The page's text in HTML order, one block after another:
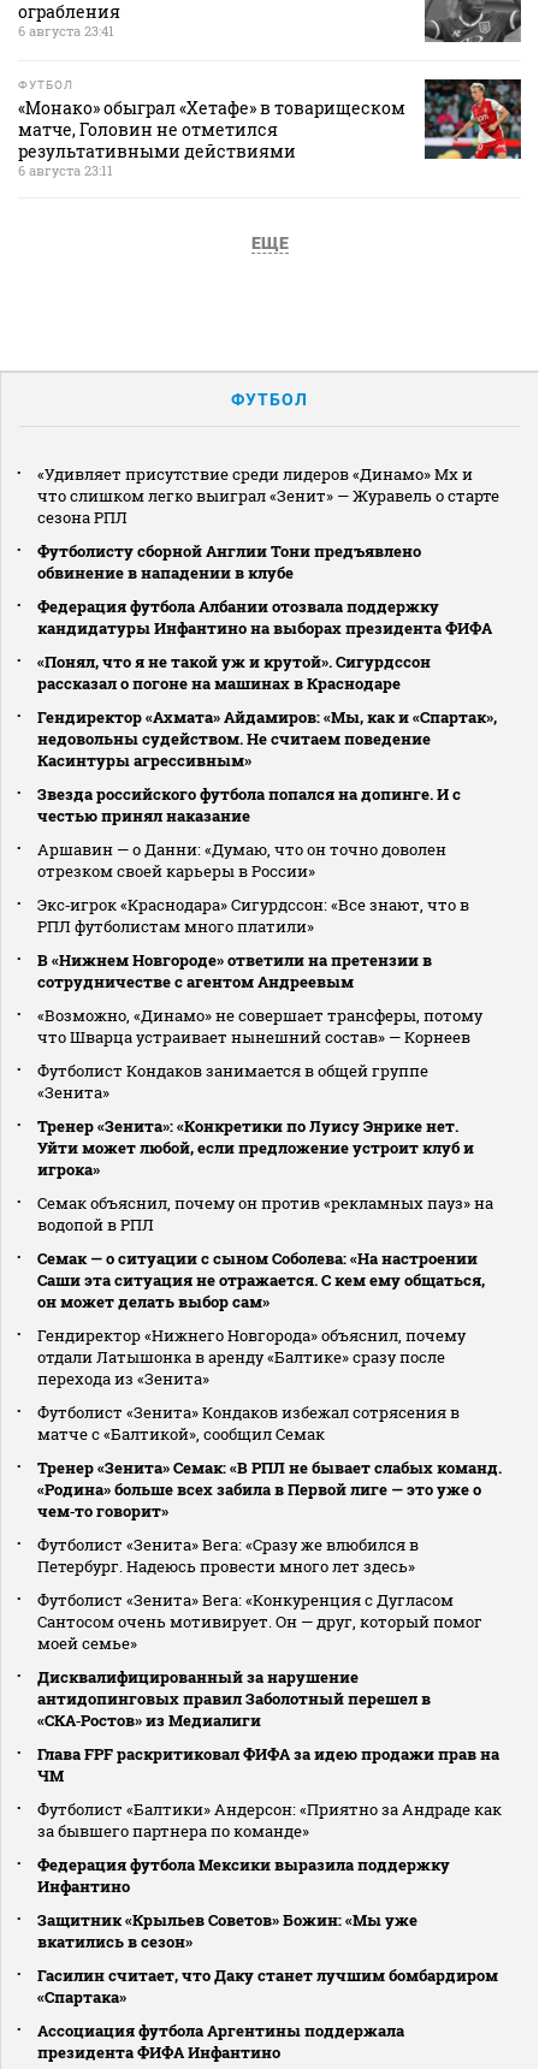
ограбления
6 августа 23:41
ФУТБОЛ
«Монако» обыграл «Хетафе» в товарищеском
матче, Головин не отметился
результативными действиями
6 августа 23:11
ЕЩЕ
ФУТБОЛ
«Удивляет присутствие среди лидеров «Динамо» Мх и
что слишком легко выиграл «Зенит» — Журавель о старте
сезона РПЛ
Футболисту сборной Англии Тони предъявлено
обвинение в нападении в клубе
Федерация футбола Албании отозвала поддержку
кандидатуры Инфантино на выборах президента ФИФА
«Понял, что я не такой уж и крутой». Сигурдссон
рассказал о погоне на машинах в Краснодаре
Гендиректор «Ахмата» Айдамиров: «Мы, как и «Спартак»,
недовольны судейством. Не считаем поведение
Касинтуры агрессивным»
Звезда российского футбола попался на допинге. И с
честью принял наказание
Аршавин — о Данни: «Думаю, что он точно доволен
отрезком своей карьеры в России»
Экс‑игрок «Краснодара» Сигурдссон: «Все знают, что в
РПЛ футболистам много платили»
В «Нижнем Новгороде» ответили на претензии в
сотрудничестве с агентом Андреевым
«Возможно, «Динамо» не совершает трансферы, потому
что Шварца устраивает нынешний состав» — Корнеев
Футболист Кондаков занимается в общей группе
«Зенита»
Тренер «Зенита»: «Конкретики по Луису Энрике нет.
Уйти может любой, если предложение устроит клуб и
игрока»
Семак объяснил, почему он против «рекламных пауз» на
водопой в РПЛ
Семак — о ситуации с сыном Соболева: «На настроении
Саши эта ситуация не отражается. С кем ему общаться,
он может делать выбор сам»
Гендиректор «Нижнего Новгорода» объяснил, почему
отдали Латышонка в аренду «Балтике» сразу после
перехода из «Зенита»
Футболист «Зенита» Кондаков избежал сотрясения в
матче с «Балтикой», сообщил Семак
Тренер «Зенита» Семак: «В РПЛ не бывает слабых команд.
«Родина» больше всех забила в Первой лиге — это уже о
чем‑то говорит»
Футболист «Зенита» Вега: «Сразу же влюбился в
Петербург. Надеюсь провести много лет здесь»
Футболист «Зенита» Вега: «Конкуренция с Дугласом
Сантосом очень мотивирует. Он — друг, который помог
моей семье»
Дисквалифицированный за нарушение
антидопинговых правил Заболотный перешел в
«СКА‑Ростов» из Медиалиги
Глава FPF раскритиковал ФИФА за идею продажи прав на
ЧМ
Футболист «Балтики» Андерсон: «Приятно за Андраде как
за бывшего партнера по команде»
Федерация футбола Мексики выразила поддержку
Инфантино
Защитник «Крыльев Советов» Божин: «Мы уже
вкатились в сезон»
Гасилин считает, что Даку станет лучшим бомбардиром
«Спартака»
Ассоциация футбола Аргентины поддержала
президента ФИФА Инфантино